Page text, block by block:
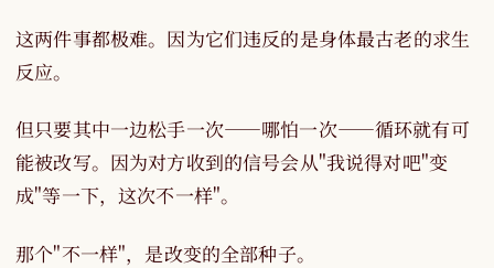
这两件事都极难。因为它们违反的是身体最古老的求生
反应。
但只要其中一边松手一次——哪怕一次——循环就有可
能被改写。因为对方收到的信号会从"我说得对吧"变
成"等一下，这次不一样"。
那个"不一样"，是改变的全部种子。